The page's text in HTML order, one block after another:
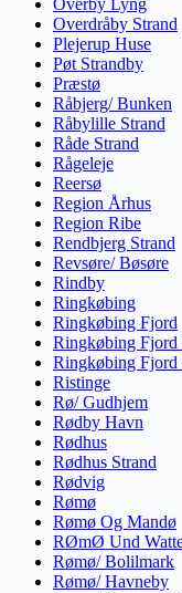
Overby Lyng
Overdråby Strand
Plejerup Huse
Pøt Strandby
Præstø
Råbjerg/ Bunken
Råbylille Strand
Råde Strand
Rågeleje
Reersø
Region Århus
Region Ribe
Rendbjerg Strand
Revsøre/ Bøsøre
Rindby
Ringkøbing
Ringkøbing Fjord
Ringkøbing Fjord
Ringkøbing
Ristinge
Rø/ Gudhjem
Rødby Havn
Rødhus
Rødhus Strand
Rødvig
Rømø
Rømø Og Mandø
RØmØ Und
Rømø/ Bolilmark
Rømø/ Havneby